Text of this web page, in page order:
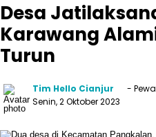
Desa
Karawang
Turun
Tim Hello Cianjur
-
Senin, 2 Oktober 2023